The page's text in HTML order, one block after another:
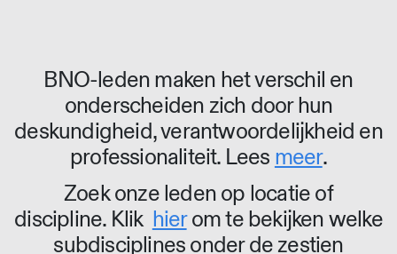
BNO-leden maken het verschil en
onderscheiden zich door hun
deskundigheid, verantwoordelijkheid en
professionaliteit. Lees meer.
Zoek onze leden op locatie of
discipline. Klik hierom te bekijken welke
subdisciplines onder de zestien